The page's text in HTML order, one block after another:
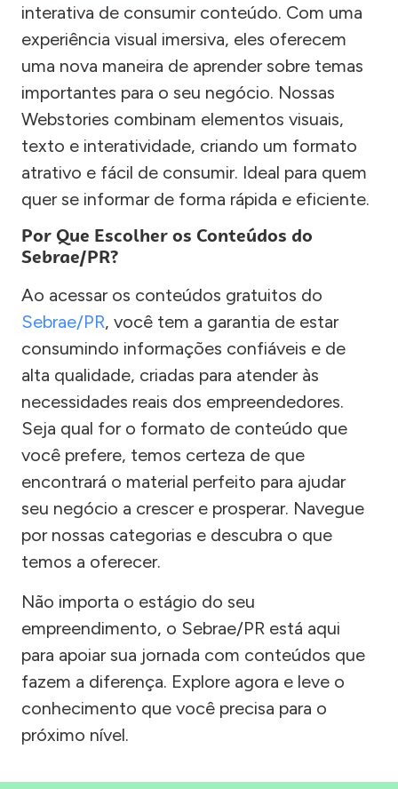
interativa de consumir conteúdo. Com uma
experiência visual imersiva, eles oferecem
uma nova maneira de aprender sobre temas
importantes para o seu negócio. Nossas
Webstories combinam elementos visuais,
texto e interatividade, criando um formato
atrativo e fácil de consumir. Ideal para quem
quer se informar de forma rápida e eficiente.
Por Que Escolher os Conteúdos do
Sebrae/PR?
Ao acessar os conteúdos gratuitos do
Sebrae/PR, você tem a garantia de estar
consumindo informações confiáveis e de
alta qualidade, criadas para atender às
necessidades reais dos empreendedores.
Seja qual for o formato de conteúdo que
você prefere, temos certeza de que
encontrará o material perfeito para ajudar
seu negócio a crescer e prosperar. Navegue
por nossas categorias e descubra o que
temos a oferecer.
Não importa o estágio do seu
empreendimento, o Sebrae/PR está aqui
para apoiar sua jornada com conteúdos que
fazem a diferença. Explore agora e leve o
conhecimento que você precisa para o
próximo nível.